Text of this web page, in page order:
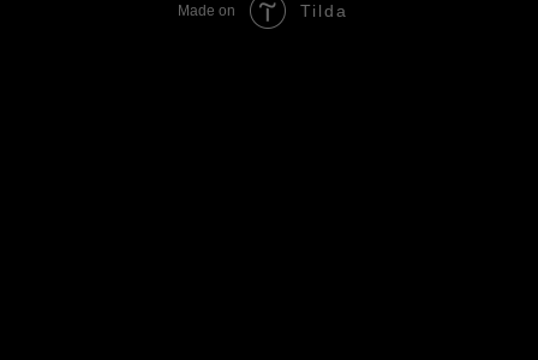
Made on Tilda